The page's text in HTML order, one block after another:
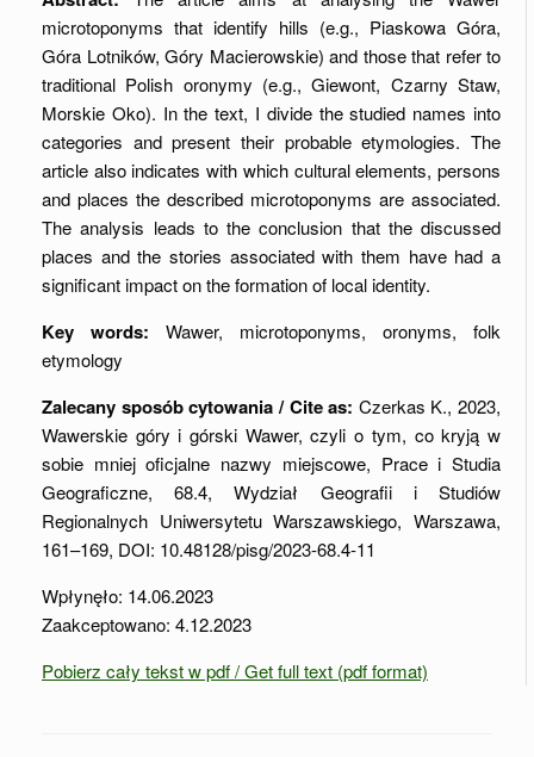
microtoponyms that identify hills (e.g., Piaskowa Góra,
Góra Lotników, Góry Macierowskie) and those that refer to
traditional Polish oronymy (e.g., Giewont, Czarny Staw,
Morskie Oko). In the text, I divide the studied names into
categories and present their probable etymologies. The
article also indicates with which cultural elements, persons
and places the described microtoponyms are associated.
The analysis leads to the conclusion that the discussed
places and the stories associated with them have had a
significant impact on the formation of local identity.
Key words: Wawer, microtoponyms, oronyms, folk
etymology
Zalecany sposób cytowania / Cite as: Czerkas K., 2023,
Wawerskie góry i górski Wawer, czyli o tym, co kryją w
sobie mniej oficjalne nazwy miejscowe, Prace i Studia
Geograficzne, 68.4, Wydział Geografii i Studiów
Regionalnych Uniwersytetu Warszawskiego, Warszawa,
161–169, DOI: 10.48128/pisg/2023-68.4-11
Wpłynęło: 14.06.2023
Zaakceptowano: 4.12.2023
Pobierz cały tekst w pdf / Get full text (pdf format)